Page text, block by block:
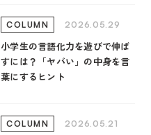
2026.05.29
COLUMN
小学生の言語化力を遊びで伸ば
すには？「ヤバい」の中身を言
葉にするヒント
2026.05.21
COLUMN